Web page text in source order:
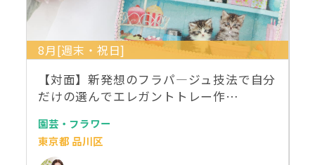
8月[週末・祝日]
【対面】新発想のフラパ―ジュ技法で自分
だけの選んでエレガントトレー作…
園芸・フラワー
東京都 品川区